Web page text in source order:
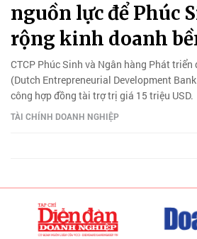
nguồn lực để Phúc
rộng kinh doanh
CTCP Phúc Sinh và Ngân hàng Phát
(Dutch Entrepreneurial Development
công hợp đồng tài trợ trị giá 15 triệu USD.
TÀI CHÍNH DOANH NGHIỆP